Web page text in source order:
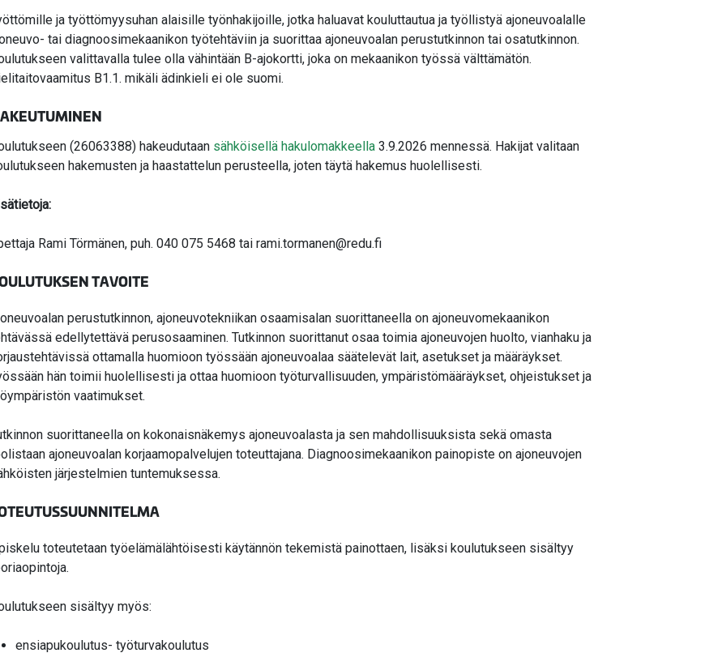
ja työttömyysuhan alaisille työnhakijoille, jotka haluavat kouluttautua ja työllistyä ajoneuvoalalle
tai diagnoosimekaanikon työtehtäviin ja suorittaa ajoneuvoalan perustutkinnon tai osatutkinnon.
valittavalla tulee olla vähintään B-ajokortti, joka on mekaanikon työssä välttämätön.
B1.1. mikäli ädinkieli ei ole suomi.
(26063388) hakeudutaan sähköisellä hakulomakkeella 3.9.2026 mennessä. Hakijat valitaan
hakemusten ja haastattelun perusteella, joten täytä hakemus huolellisesti.
Rami Törmänen, puh. 040 075 5468 tai rami.tormanen@redu.fi
TAVOITE
perustutkinnon, ajoneuvotekniikan osaamisalan suorittaneella on ajoneuvomekaanikon
edellytettävä perusosaaminen. Tutkinnon suorittanut osaa toimia ajoneuvojen huolto, vianhaku ja
ottamalla huomioon työssään ajoneuvoalaa säätelevät lait, asetukset ja määräykset.
hän toimii huolellisesti ja ottaa huomioon työturvallisuuden, ympäristömääräykset, ohjeistukset ja
vaatimukset.
suorittaneella on kokonaisnäkemys ajoneuvoalasta ja sen mahdollisuuksista sekä omasta
ajoneuvoalan korjaamopalvelujen toteuttajana. Diagnoosimekaanikon painopiste on ajoneuvojen
järjestelmien tuntemuksessa.
toteutetaan työelämälähtöisesti käytännön tekemistä painottaen, lisäksi koulutukseen sisältyy
sisältyy myös:
ensiapukoulutus- työturvakoulutus